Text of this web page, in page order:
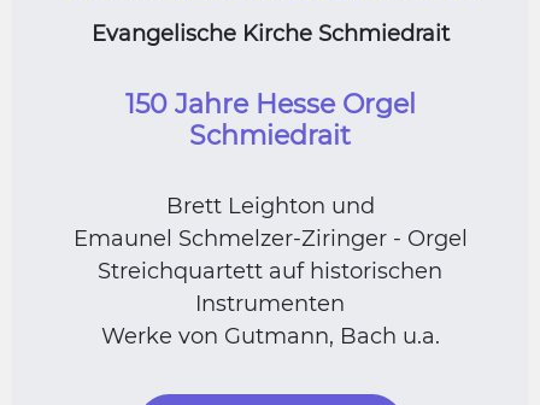
Evangelische Kirche Schmiedrait
150 Jahre Hesse Orgel
Schmiedrait
Brett Leighton und
Emaunel Schmelzer-Ziringer - Orgel
Streichquartett auf historischen
Instrumenten
Werke von Gutmann, Bach u.a.